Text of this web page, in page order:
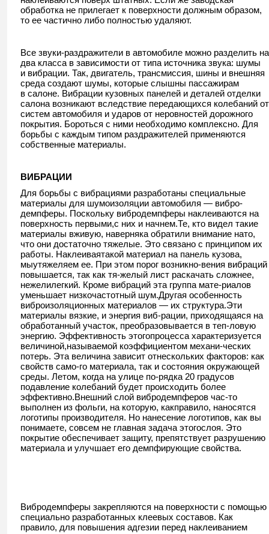
обработка не прилегает к поверхности должным образом,
то ее частично либо полностью удаляют.
Все звуки-раздражители в автомобиле можно разделить на
два класса в зависимости от типа источника звука: шумы
и вибрации. Так, двигатель, трансмиссия, шины и внешняя
среда создают шумы, которые слышны пассажирам
в салоне. Вибрации кузовных панелей и деталей отделки
салона возникают вследствие передающихся колебаний от
систем автомобиля и ударов от неровностей дорожного
покрытия. Бороться с ними необходимо комплексно. Для
борьбы с каждым типом раздражителей применяются
собственные материалы.
ВИБРАЦИИ
Для борьбы с вибрациями разработаны специальные
материалы для шумоизоляции автомобиля — вибро-
демпферы. Поскольку вибродемпферы наклеиваются на
поверхность первыми,с них и начнем.Те, кто видел такие
материалы вживую, наверняка обратили внимание нато,
что они достаточно тяжелые. Это связано с принципом их
работы. Наклеиваятакой материал на панель кузова,
мыутяжеляем ее. При этом порог возникно-вения вибраций
повышается, так как тя-желый лист раскачать сложнее,
нежелилегкий. Кроме вибраций эта группа мате-риалов
уменьшает низкочастотный шум.Другая особенность
виброизоляционных материалов — их структура.Эти
материалы вязкие, и энергия виб-рации, приходящаяся на
обработанный участок, преобразовывается в теп-ловую
энергию. Эффективность этогопроцесса характеризуется
величиной,называемой коэффициентом механи-ческих
потерь. Эта величина зависит отнескольких факторов: как
свойств само-го материала, так и состояния окружающей
среды. Летом, когда на улице по-рядка 20 градусов
подавление колебаний будет происходить более
эффективно.Внешний слой вибродемпферов час-то
выполнен из фольги, на которую, какправило, наносятся
логотипы производителя. Но нанесение логотипов, как вы
понимаете, совсем не главная задача этогослоя. Это
покрытие обеспечивает защиту, препятствует разрушению
материала и улучшает его демпфирующие свойства.
Вибродемпферы закрепляются на поверхности с помощью
специально разработанных клеевых составов. Как
правило, для повышения адгезии перед наклеиванием